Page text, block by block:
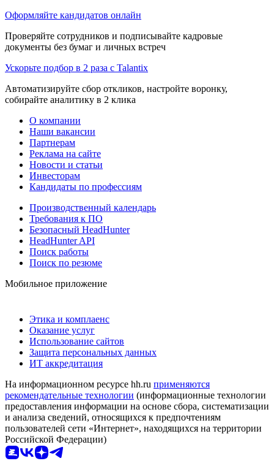
Оформляйте кандидатов онлайн
Проверяйте сотрудников и подписывайте кадровые
документы без бумаг и личных встреч
Ускорьте подбор в 2 раза с Talantix
Автоматизируйте сбор откликов, настройте воронку,
собирайте аналитику в 2 клика
О компании
Наши вакансии
Партнерам
Реклама на сайте
Новости и статьи
Инвесторам
Кандидаты по профессиям
Производственный календарь
Требования к ПО
Безопасный HeadHunter
HeadHunter API
Поиск работы
Поиск по резюме
Мобильное приложение
Этика и комплаенс
Оказание услуг
Использование сайтов
Защита персональных данных
ИТ аккредитация
На информационном ресурсе hh.ru применяются
рекомендательные технологии (информационные технологии
предоставления информации на основе сбора, систематизации
и анализа сведений, относящихся к предпочтениям
пользователей сети «Интернет», находящихся на территории
Российской Федерации)